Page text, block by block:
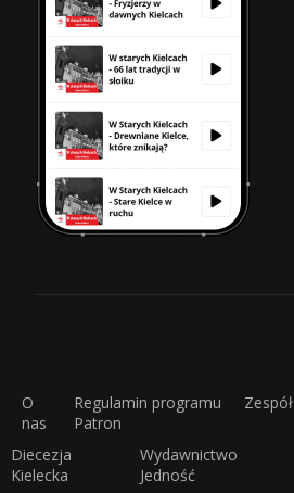
O
nas
Regulamin programu
Patron
Zespół
Diecezja
Kielecka
Wydawnictwo
Jedność